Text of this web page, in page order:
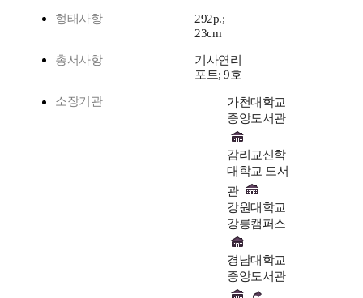
형태사항
292p.;
23cm
총서사항
기사연리
포트; 9호
소장기관
가천대학교
중앙도서관
감리교신학
대학교 도서
관
강원대학교
강릉캠퍼스
경남대학교
중앙도서관